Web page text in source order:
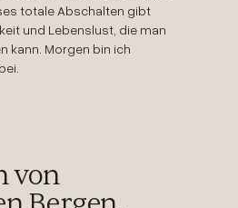
totale Abschalten gibt
und Lebenslust, die man
kann. Morgen bin ich
von